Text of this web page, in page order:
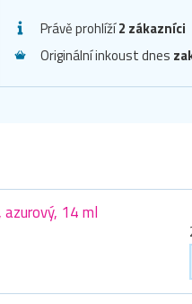
Právě prohlíží2 zákazníci
Originální inkoust dnes
14 ml